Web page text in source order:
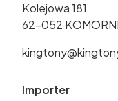
Kolejowa 181
62-052
Importer